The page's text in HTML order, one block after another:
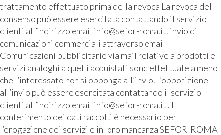
trattamento effettuato prima della revoca La revoca del
consenso può essere esercitata contattando il servizio
clienti all’indirizzo email info@sefor-roma.it. invio di
comunicazioni commerciali attraverso email
Comunicazioni pubblicitarie via mail relative a prodotti e
servizi analoghi a quelli acquistati sono effettuate a meno
che l’interessato non si opponga all’invio. L’opposizione
all’invio può essere esercitata contattando il servizio
clienti all’indirizzo email info@sefor-roma.it . Il
conferimento dei dati raccolti è necessario per
l’erogazione dei servizi e in loro mancanza SEFOR-ROMA